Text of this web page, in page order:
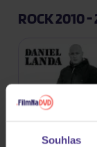
Souhlas
ROCK 2010